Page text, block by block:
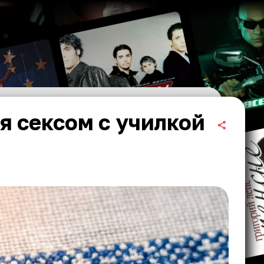
сексом с училкой